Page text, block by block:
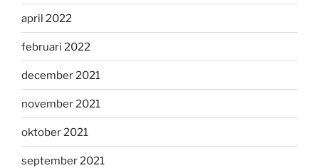
april 2022
februari 2022
december 2021
november 2021
oktober 2021
september 2021